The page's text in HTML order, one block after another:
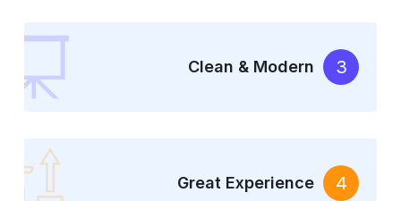
3
Clean & Modern
4
Great Experience